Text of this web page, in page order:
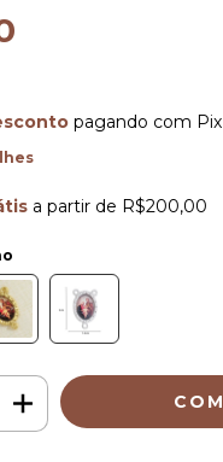
pagando com Pix
a partir de R$200,00